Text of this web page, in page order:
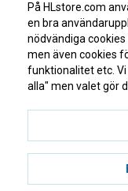
©
På HLstore.com
en bra
nödvändiga
men även cookies
funktionalitet etc.
alla" men valet gör